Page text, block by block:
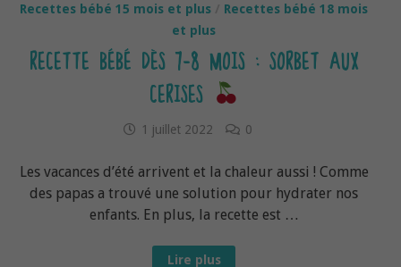
Recettes bébé 15 mois et plus
Recettes bébé 18 mois
et plus
RECETTE BÉBÉ DÈS 7-8 MOIS : SORBET AUX
CERISES
1 juillet 2022 0
Les vacances d’été arrivent et la chaleur aussi ! Comme
des papas a trouvé une solution pour hydrater nos
enfants. En plus, la recette est …
Recette
Lire plus